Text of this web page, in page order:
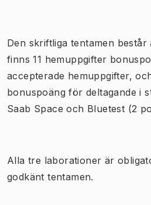
Den skriftliga tentamen består
finns 11 hemuppgifter
accepterade hemuppgifter,
bonuspoäng för deltagande i
Saab Space och Bluetest (2
Alla tre laborationer är
godkänt tentamen.